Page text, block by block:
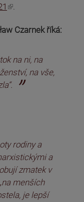
.
Czarnek říká:
na ni, na
na vše,
rodiny a
a
zmatek v
menších
je lepší